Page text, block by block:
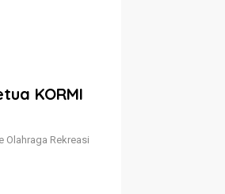
KORMI
Rekreasi